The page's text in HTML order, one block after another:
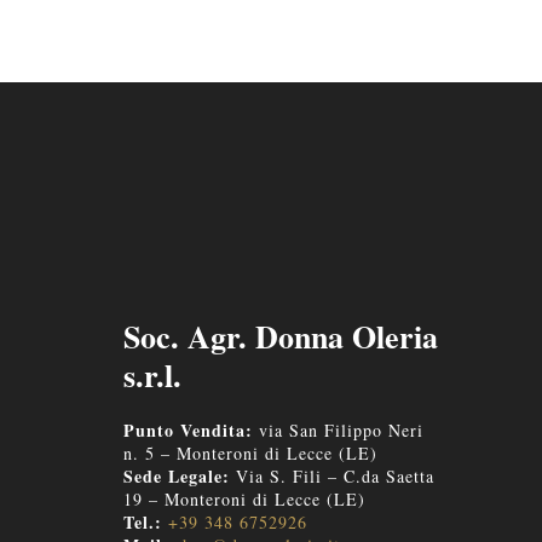
Soc. Agr. Donna Oleria
s.r.l.
Punto Vendita: via San Filippo Neri
n. 5 – Monteroni di Lecce (LE)
Sede Legale: Via S. Fili – C.da Saetta
19 – Monteroni di Lecce (LE)
Tel.: +39 348 6752926